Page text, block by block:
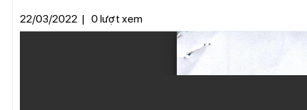
22/03/2022 | 0 lượt xem